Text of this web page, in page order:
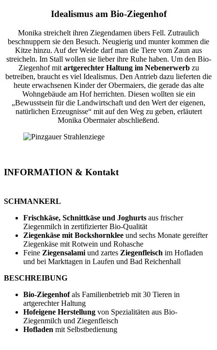
Idealismus am Bio-Ziegenhof
Monika streichelt ihren Ziegendamen übers Fell. Zutraulich
beschnuppern sie den Besuch. Neugierig und munter kommen die
Kitze hinzu. Auf der Weide darf man die Tiere vom Zaun aus
streicheln. Im Stall wollen sie lieber ihre Ruhe haben. Um den Bio-
Ziegenhof mit artgerechter Haltung im Nebenerwerb zu
betreiben, braucht es viel Idealismus. Den Antrieb dazu lieferten die
heute erwachsenen Kinder der Obermaiers, die gerade das alte
Wohngebäude am Hof herrichten. Diesen wollten sie ein
„Bewusstsein für die Landwirtschaft und den Wert der eigenen,
natürlichen Erzeugnisse“ mit auf den Weg zu geben, erläutert
Monika Obermaier abschließend.
INFORMATION & Kontakt
SCHMANKERL
Frischkäse, Schnittkäse und Joghurts aus frischer
Ziegenmilch in zertifizierter Bio-Qualität
Ziegenkäse mit Bockshornklee und sechs Monate gereifter
Ziegenkäse mit Rotwein und Rohasche
Feine Ziegensalami und zartes Ziegenfleisch im Hofladen
und bei Markttagen in Laufen und Bad Reichenhall
BESCHREIBUNG
Bio-Ziegenhofals Familienbetrieb mit 30 Tieren in
artgerechter Haltung
Hofeigene Herstellung von Spezialitäten aus Bio-
Ziegenmilch und Ziegenfleisch
Hofladen mit Selbstbedienung